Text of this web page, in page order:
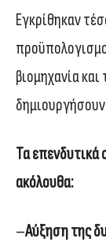
Εγκρίθηκαν
βιομηχανία
Τα επενδυτικά
ακόλουθα:
–Αύξηση της